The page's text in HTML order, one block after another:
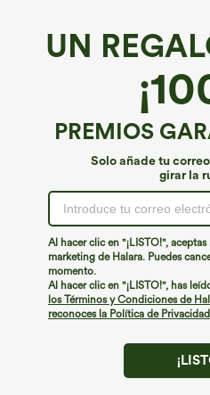
UN
PREMIOS
Solo añade tu
girar la
Al hacer clic en "¡LISTO!",
marketing de Halara. Puedes
momento.
Al hacer clic en "¡LISTO!", has
los Términos y Condiciones de
reconoces la Política de
Sujetador deportivo para
ligero con tirantes
out) — copas A-D